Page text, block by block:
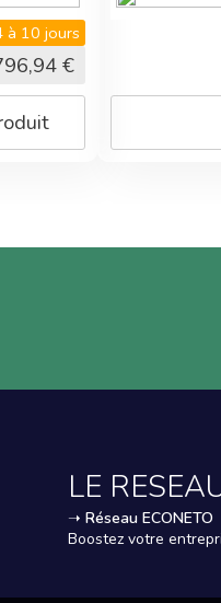
4 à 10 jours
258,78
produit
LE
➝ Réseau ECONETO
Boostez votre